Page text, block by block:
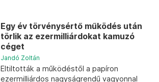
Egy év törvénysértő működés után
törlik az ezermilliárdokat kamuzó
céget
Jandó Zoltán
Eltiltották a működéstől a papíron
ezermilliárdos nagyságrendű vagyonnal